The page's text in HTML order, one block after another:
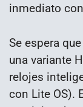
inmediato
Se espera
una variante
relojes
con Lite OS).